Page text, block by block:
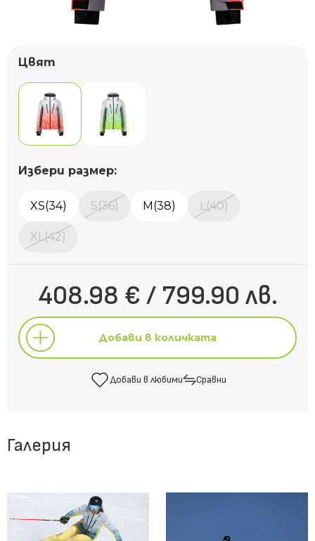
Цвят
Избери размер:
XS(34) S(36) M(38) L(40)
XL(42)
408.98 € / 799.90 лв.
Добави в количката
Добави в любими Сравни
Галерия